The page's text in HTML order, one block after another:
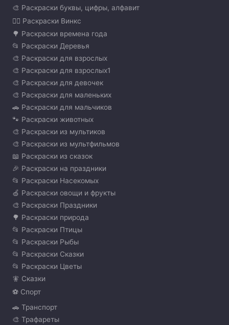
🎨 Раскраски буквы, цифры, алфавит
🧚‍♀️ Раскраски Винкс
🌳 Раскраски времена года
📂 Раскраски Деревья
🎨 Раскраски для взрослых
🎨 Раскраски для взрослых1
🎨 Раскраски для девочек
🎨 Раскраски для маленьких
🚗 Раскраски для мальчиков
🐾 Раскраски животных
🎨 Раскраски из мультиков
🎨 Раскраски из мультфильмов
📖 Раскраски из сказок
🎉 Раскраски на праздники
📂 Раскраски Насекомых
🍏 Раскраски овощи и фрукты
🎨 Раскраски Праздники
🌳 Раскраски природа
📂 Раскраски Птицы
📂 Раскраски Рыбы
📂 Раскраски Сказки
📂 Раскраски Цветы
🧚 Сказки
⚽ Спорт
🚗 Транспорт
🎨 Трафареты